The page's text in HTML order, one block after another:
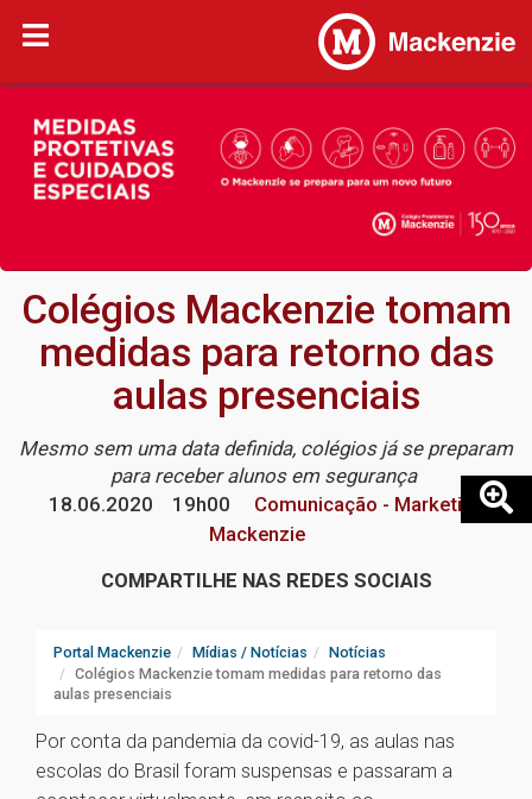
Colégios Mackenzie tomam
medidas para retorno das
aulas presenciais
Mesmo sem uma data definida, colégios já se preparam
para receber alunos em segurança
18.06.2020
19h00
Comunicação - Marketing
Mackenzie
COMPARTILHE NAS REDES SOCIAIS
Portal Mackenzie Mídias / Notícias
Notícias
Colégios Mackenzie tomam medidas para retorno das
aulas presenciais
Por conta da pandemia da covid-19, as aulas nas
escolas do Brasil foram suspensas e passaram a